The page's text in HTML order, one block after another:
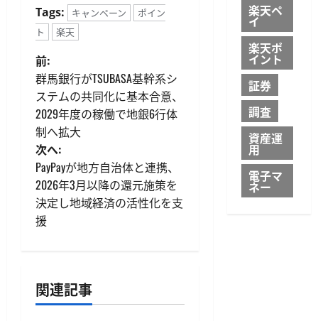
Tags: キャンペーン
ポイン
ト
楽天
投
稿
ナ
ビ
ゲ
ー
ョ
ン
前:
群馬銀行がTSUBASA基幹系シ
ステムの共同化に基本合意、
2029年度の稼働で地銀6行体
制へ拡大
次へ:
PayPayが地方自治体と連携、
2026年3月以降の還元施策を
決定し地域経済の活性化を支
援
関連記事
楽天ペ
イ
楽天ポ
イント
証券
調査
資産運
用
電子マ
ネー